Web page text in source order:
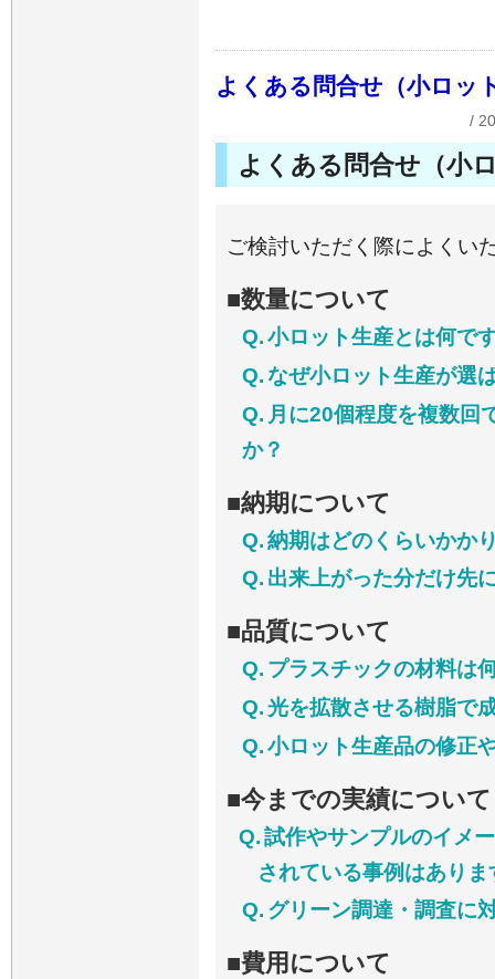
よくある問合せ（小ロッ
/
よくある問合せ（小
ご検討いただく際によくい
■数量について
Q.小ロット生産とは何で
Q.なぜ小ロット生産が選
Q. 月に20個程度を複数回
か？
■納期について
Q.納期はどのくらいかか
Q. 出来上がった分だけ先
■品質について
Q. プラスチックの材料は
Q.光を拡散させる樹脂で
Q.小ロット生産品の修正
■今までの実績について
Q.試作やサンプルのイメ
されている事例はありま
Q. グリーン調達・調査に
■費用について